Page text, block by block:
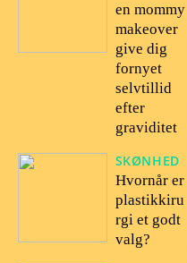
en mommy
makeover
give dig
fornyet
selvtillid
efter
graviditet
SKØNHED
Hvornår er
plastikkiru
rgi et godt
valg?